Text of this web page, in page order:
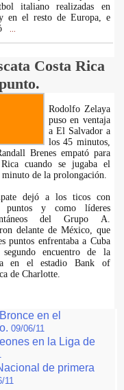
italiano realizadas en
en el resto de Europa, e
Costa Rica
Rodolfo Zelaya
puso en ventaja
a El Salvador a
los 45 minutos,
Brenes empató para
Rica cuando se jugaba el
de la prolongación.
dejó a los ticos con
puntos y como líderes
del Grupo A.
delante de México, que
puntos enfrentaba a Cuba
encuentro de la
en el estadio Bank of
de Charlotte.
en el
09/06/11
en la Liga de
de primera
11